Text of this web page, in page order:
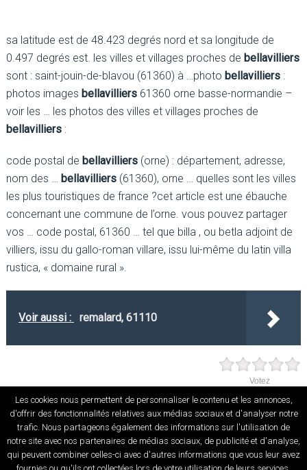
sa latitude est de 48.423 degrés nord et sa longitude de
0.497 degrés est. les villes et villages proches de bellavilliers
sont : saint-jouin-de-blavou (61360) à …photo bellavilliers:
photos images bellavilliers61360 orne basse-normandie –
voir les … les photos des villes et villages proches de
bellavilliers:
code postal de bellavilliers(orne) : département, adresse,
nom des … bellavilliers(61360), orne … quelles sont les villes
les plus touristiques de france ?cet article est une ébauche
concernant une commune de l’orne. vous pouvez partager
vos … code postal, 61360 … tel que billa , ou betla adjoint de
villiers, issu du gallo-roman villare, issu lui-même du latin villa
rustica, « domaine rural ».
Voir aussi : remalard, 61110
Votez
Les cookies nous permettent de personnaliser le contenu et les annonces,
d'offrir des fonctionnalités relatives aux médias sociaux et d'analyser notre
trafic. Nous partageons également des informations sur l'utilisation de
notre site avec nos partenaires de médias sociaux, de publicité et d'analyse,
qui peuvent combiner celles-ci avec d'autres informations que vous leur avez